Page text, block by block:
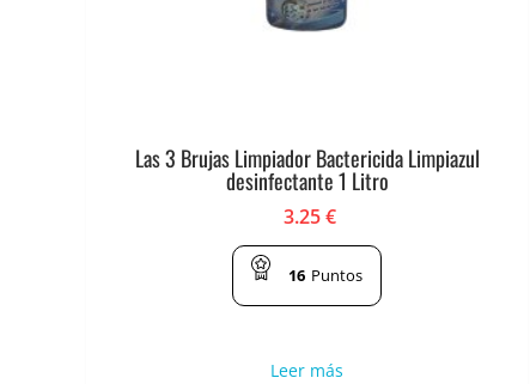
Las 3 Brujas Limpiador Bactericida Limpiazul
desinfectante 1 Litro
3.25€
16 Puntos
Leer más